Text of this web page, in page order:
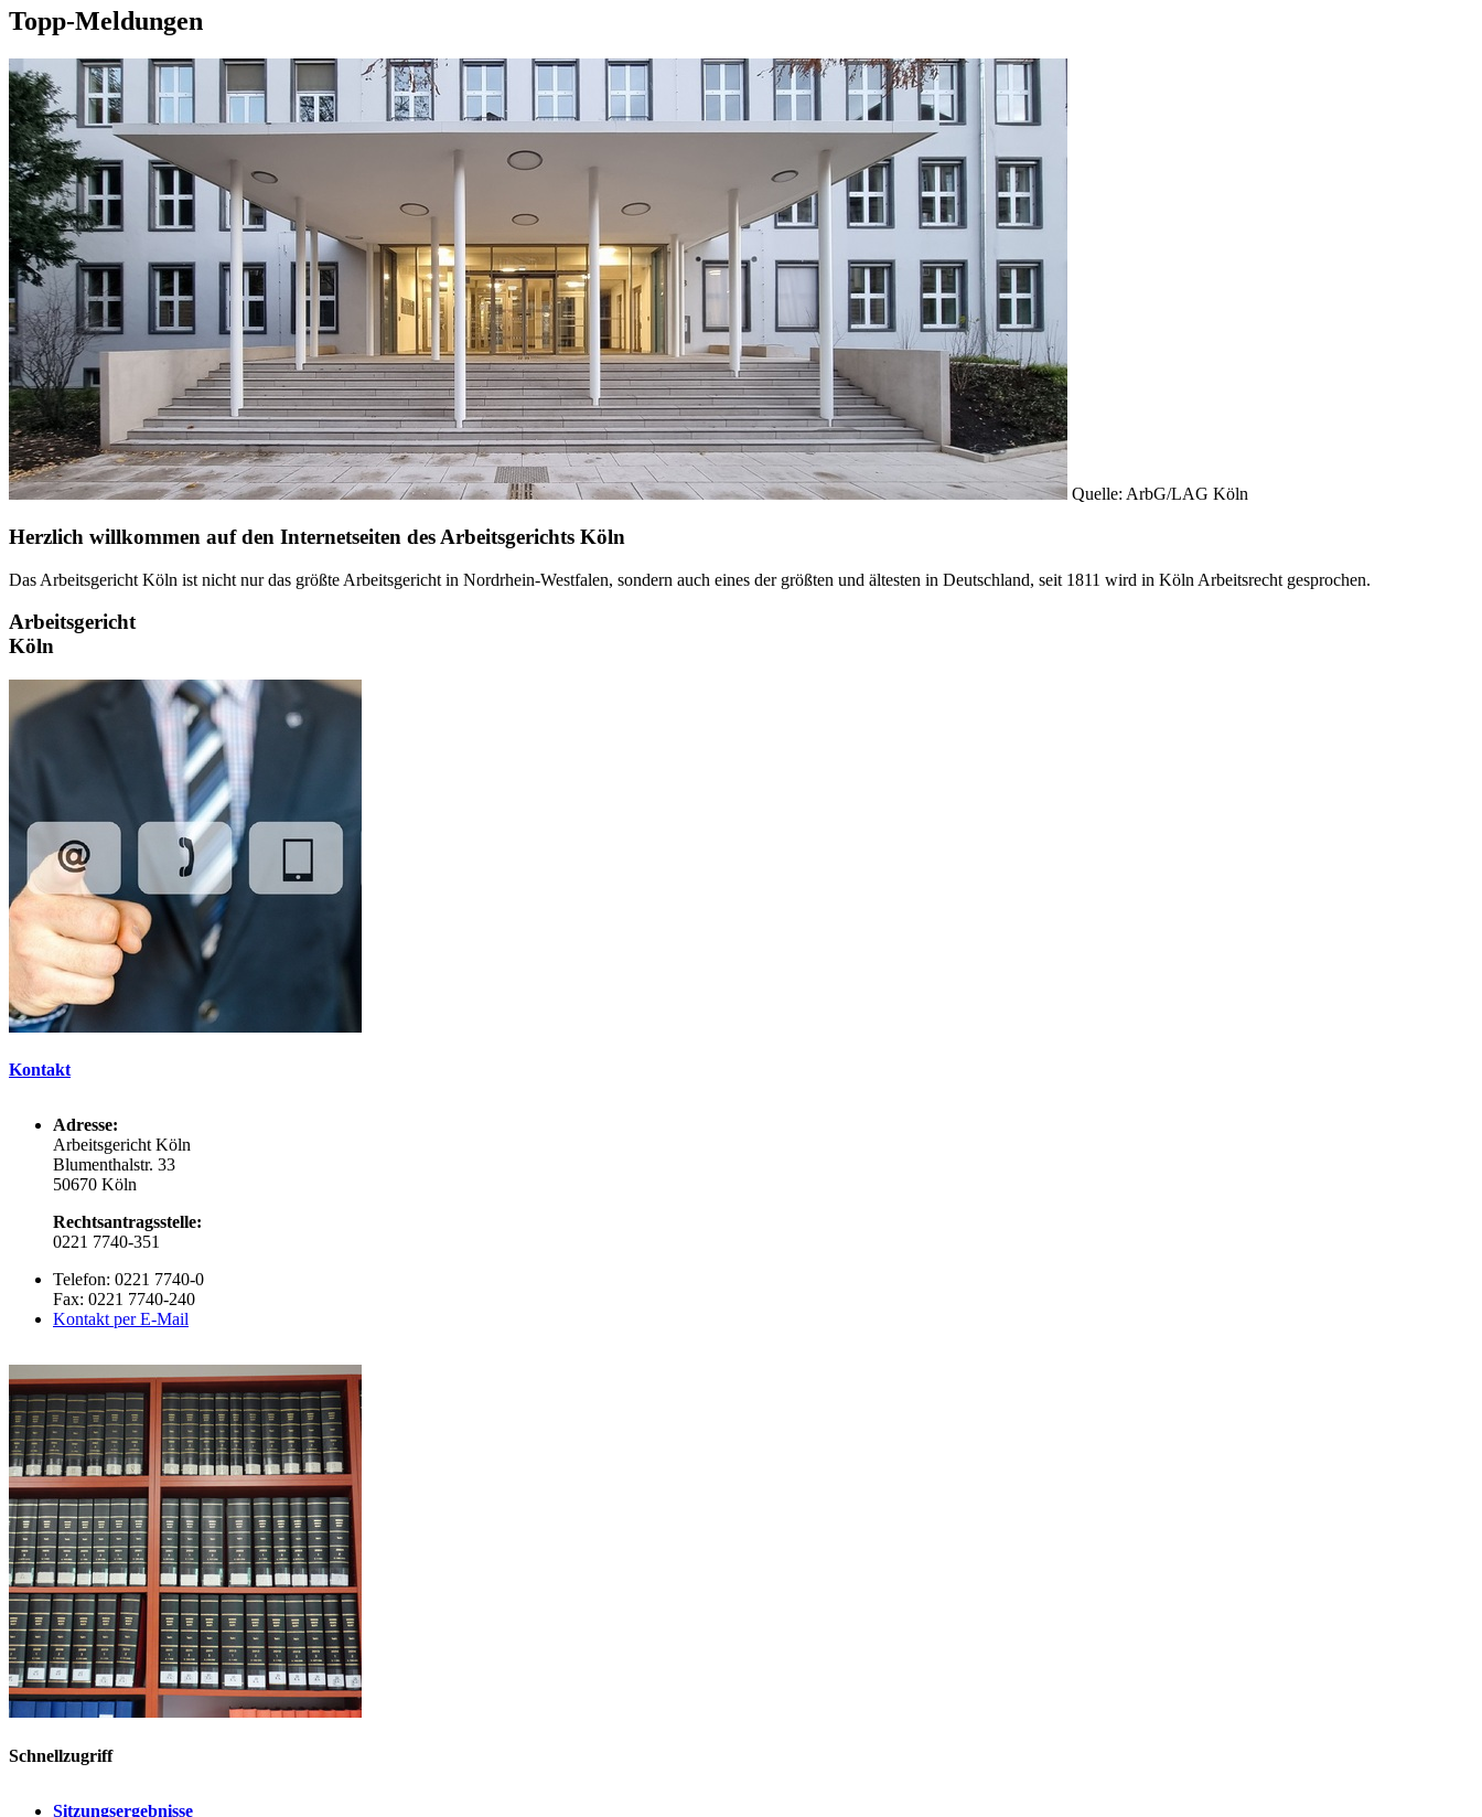
Topp-Meldungen
Quelle: ArbG/LAG Köln
Herzlich willkommen auf den Internetseiten des Arbeitsgerichts Köln
Das Arbeitsgericht Köln ist nicht nur das größte Arbeitsgericht in Nordrhein-Westfalen, sondern auch eines der größten und ältesten in Deutschland, seit 1811 wird in Köln Arbeitsrecht gesprochen.
Arbeitsgericht
Köln
Kontakt
Adresse:
Arbeitsgericht Köln
Blumenthalstr. 33
50670 Köln
Rechtsantragsstelle:
0221 7740-351
Telefon: 0221 7740-0
Fax: 0221 7740-240
Kontakt per E-Mail
Schnellzugriff
Sitzungsergebnisse